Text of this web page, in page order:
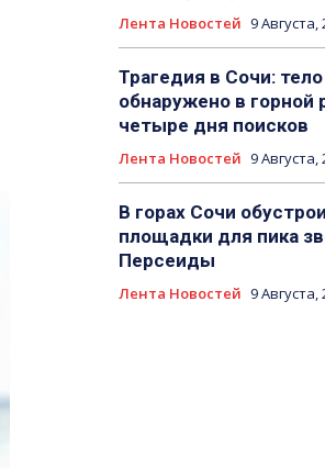
Лента Новостей 9 Августа,
Трагедия в Сочи:
обнаружено в горной
четыре дня поисков
Лента Новостей 9 Августа,
В горах Сочи
площадки для пика
Персеиды
Лента Новостей 9 Августа,